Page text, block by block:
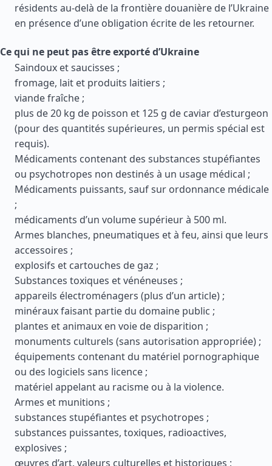
résidents au-delà de la frontière douanière de l’Ukraine
en présence d’une obligation écrite de les retourner.
Ce qui ne peut pas être exporté d’Ukraine
Saindoux et saucisses ;
fromage, lait et produits laitiers ;
viande fraîche ;
plus de 20 kg de poisson et 125 g de caviar d’esturgeon
(pour des quantités supérieures, un permis spécial est
requis).
Médicaments contenant des substances stupéfiantes
ou psychotropes non destinés à un usage médical ;
Médicaments puissants, sauf sur ordonnance médicale
;
médicaments d’un volume supérieur à 500 ml.
Armes blanches, pneumatiques et à feu, ainsi que leurs
accessoires ;
explosifs et cartouches de gaz ;
Substances toxiques et vénéneuses ;
appareils électroménagers (plus d’un article) ;
minéraux faisant partie du domaine public ;
plantes et animaux en voie de disparition ;
monuments culturels (sans autorisation appropriée) ;
équipements contenant du matériel pornographique
ou des logiciels sans licence ;
matériel appelant au racisme ou à la violence.
Armes et munitions ;
substances stupéfiantes et psychotropes ;
substances puissantes, toxiques, radioactives,
explosives ;
œuvres d’art, valeurs culturelles et historiques ;